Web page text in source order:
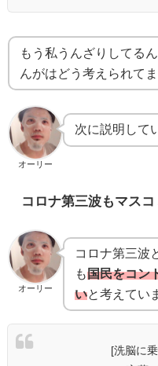
もう私うんざりしてる
んがはどう考えられて
オーリー
次に説明して
コロナ第三波もマスコ
オーリー
コロナ第三波
も国民をコン
いと考えてい
[洗脳に